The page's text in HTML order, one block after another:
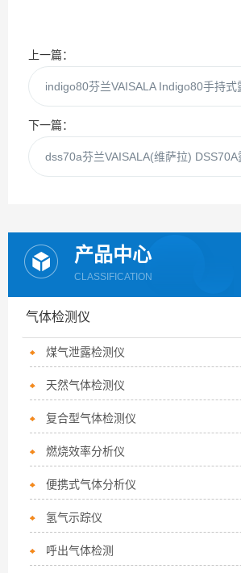
上一篇：
indigo80芬兰VAISALA Indigo80手持式
下一篇：
dss70a芬兰VAISALA(维萨拉) DSS70A
产品中心
CLASSIFICATION
气体检测仪
煤气泄露检测仪
天然气体检测仪
复合型气体检测仪
燃烧效率分析仪
便携式气体分析仪
氢气示踪仪
呼出气体检测